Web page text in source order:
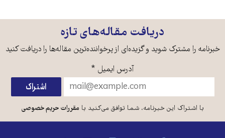
دریافت مقاله‌های تازه
خبرنامه را مشترک شوید و گزیده‌ای از پرخواننده‌ترین مقاله‌ها را دریافت کنید
آدرس ایمیل *
با اشتراک این خبرنامه، شما توافق می‌کنید بامقررات حریم خصوصی